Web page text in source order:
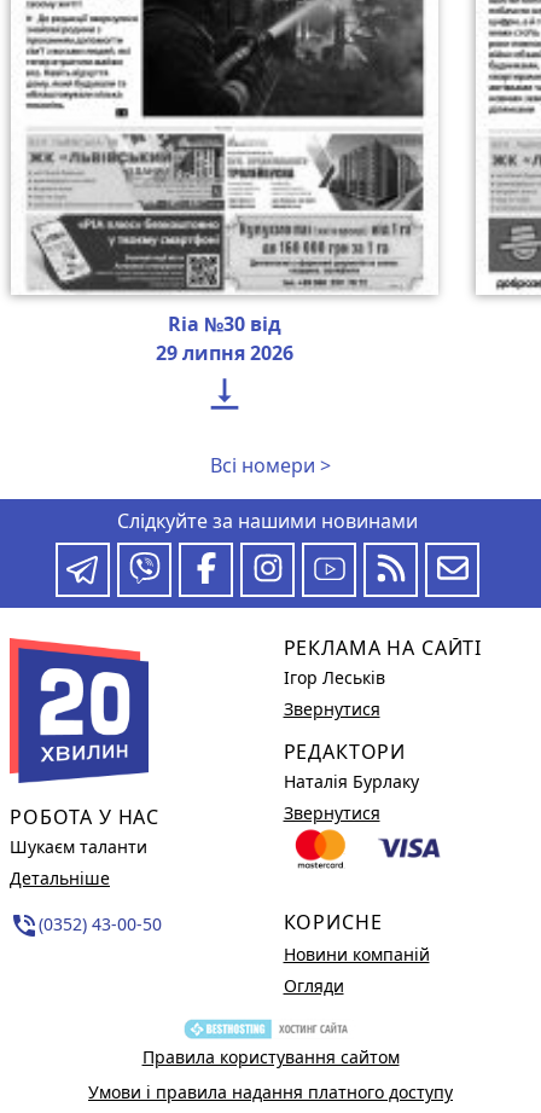
Ria №30 від
29 липня 2026

Всі номери >
Слідкуйте за нашими новинами
РОБОТА У НАС
Шукаєм таланти
Детальніше
phone_in_talk(0352) 43-00-50
РЕКЛАМА НА САЙТІ
Ігор Леськів
Звернутися
РЕДАКТОРИ
Наталія Бурлаку
Звернутися
КОРИСНЕ
Новини компаній
Огляди
Правила користування сайтом
Умови і правила надання платного доступу